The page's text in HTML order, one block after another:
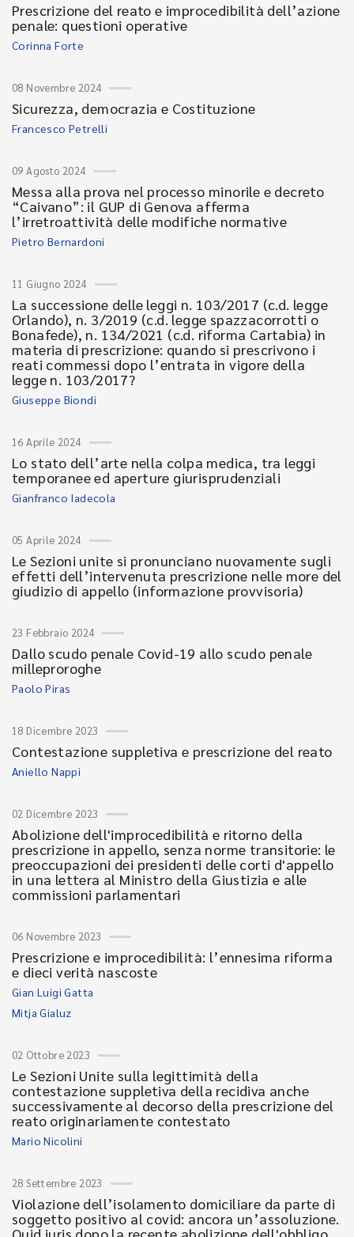
Prescrizione del reato e improcedibilità dell’azione
penale: questioni operative
Corinna Forte
08 Novembre 2024
Sicurezza, democrazia e Costituzione
Francesco Petrelli
09 Agosto 2024
Messa alla prova nel processo minorile e decreto
“Caivano”: il GUP di Genova afferma
l’irretroattività delle modifiche normative
Pietro Bernardoni
11 Giugno 2024
La successione delle leggi n. 103/2017 (c.d. legge
Orlando), n. 3/2019 (c.d. legge spazzacorrotti o
Bonafede), n. 134/2021 (c.d. riforma Cartabia) in
materia di prescrizione: quando si prescrivono i
reati commessi dopo l’entrata in vigore della
legge n. 103/2017?
Giuseppe Biondi
16 Aprile 2024
Lo stato dell’arte nella colpa medica, tra leggi
temporanee ed aperture giurisprudenziali
Gianfranco Iadecola
05 Aprile 2024
Le Sezioni unite si pronunciano nuovamente sugli
effetti dell’intervenuta prescrizione nelle more del
giudizio di appello (informazione provvisoria)
23 Febbraio 2024
Dallo scudo penale Covid-19 allo scudo penale
milleproroghe
Paolo Piras
18 Dicembre 2023
Contestazione suppletiva e prescrizione del reato
Aniello Nappi
02 Dicembre 2023
Abolizione dell'improcedibilità e ritorno della
prescrizione in appello, senza norme transitorie: le
preoccupazioni dei presidenti delle corti d'appello
in una lettera al Ministro della Giustizia e alle
commissioni parlamentari
06 Novembre 2023
Prescrizione e improcedibilità: l’ennesima riforma
e dieci verità nascoste
Gian Luigi Gatta
Mitja Gialuz
02 Ottobre 2023
Le Sezioni Unite sulla legittimità della
contestazione suppletiva della recidiva anche
successivamente al decorso della prescrizione del
reato originariamente contestato
Mario Nicolini
28 Settembre 2023
Violazione dell’isolamento domiciliare da parte di
soggetto positivo al covid: ancora un’assoluzione.